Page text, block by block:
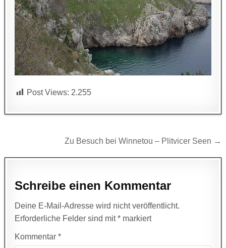
Post Views: 2.255
Beitragsnavigation
Zu Besuch bei Winnetou – Plitvicer Seen →
Schreibe einen Kommentar
Deine E-Mail-Adresse wird nicht veröffentlicht.
Erforderliche Felder sind mit* markiert
Kommentar*